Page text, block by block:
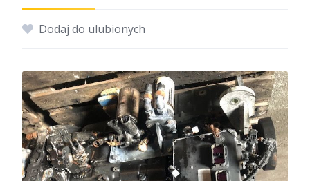
Dodaj do ulubionych